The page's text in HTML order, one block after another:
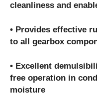
cleanliness and
• Provides effective
to all gearbox
• Excellent
free operation in
moisture